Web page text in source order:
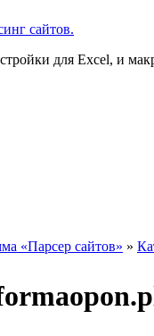
сайтов.
для Excel, и
«Парсер сайтов» »